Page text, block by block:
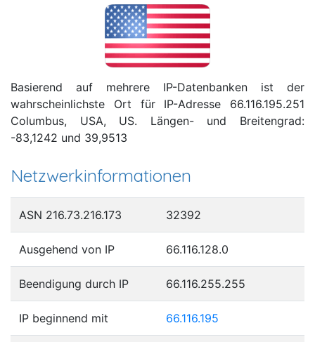
Basierend auf mehrere IP-Datenbanken ist der
wahrscheinlichste Ort für IP-Adresse 66.116.195.251
Columbus, USA, US. Längen- und Breitengrad:
-83,1242 und 39,9513
Netzwerkinformationen
ASN 216.73.216.173 32392
Ausgehend von IP 66.116.128.0
Beendigung durch IP 66.116.255.255
IP beginnend mit 66.116.195